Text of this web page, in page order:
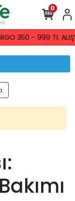
350 - 999 TL
0